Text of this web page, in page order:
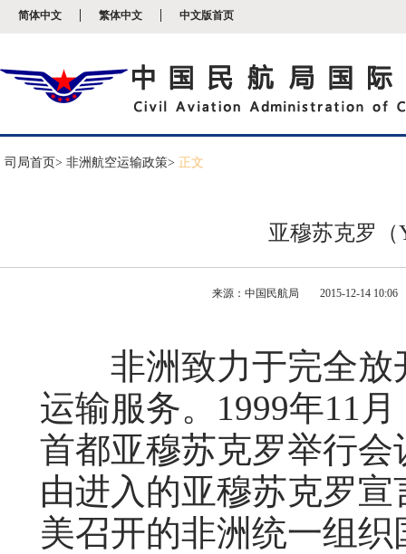
简体中文 繁体中文 中文版首页
司局首页> 非洲航空运输政策> 正文
亚穆苏克罗（
来源：中国民航局 2015-12-14 10:06
非洲致力于完全放
运输服务。1999年11
首都亚穆苏克罗举行
由进入的亚穆苏克罗
美召开的非洲统一组
开
说
明
页
浪